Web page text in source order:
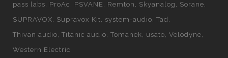
pass labs
ProAc PSVANE Remton Skyanalog
Sorane
SUPRAVOX
Supravox Kit system-audio Tad
Thivan audio Titanic audio Tomanek usato Velodyne
Western Electric